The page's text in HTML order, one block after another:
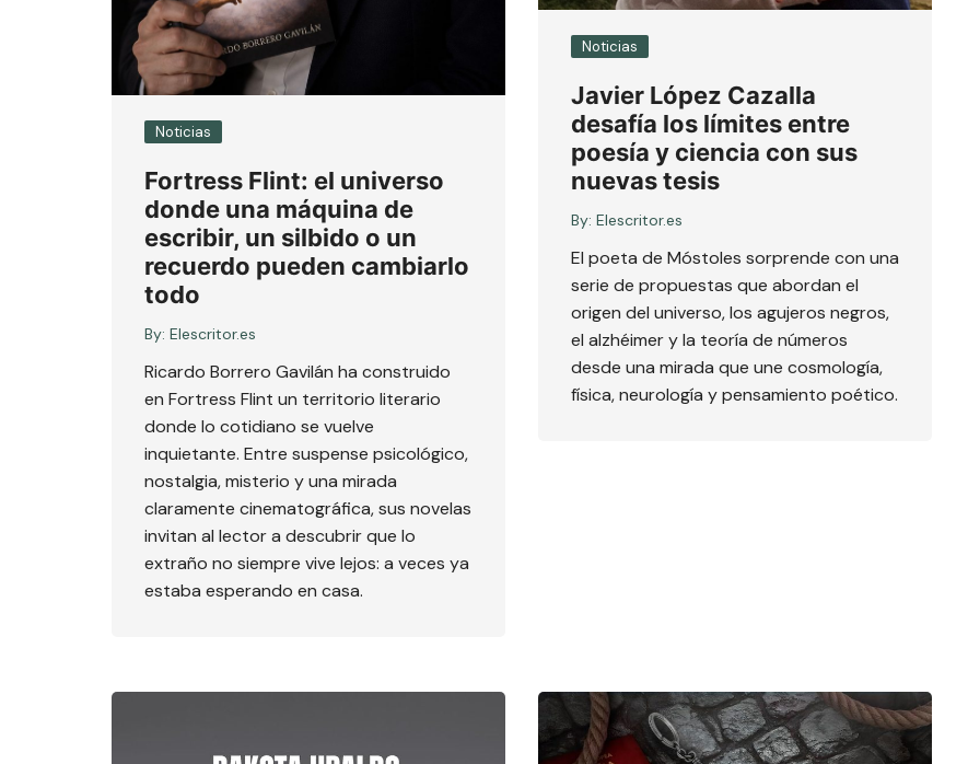
Noticias
Fortress Flint: el universo
donde una máquina de
escribir, un silbido o un
recuerdo pueden cambiarlo
todo
By: Elescritor.es
Ricardo Borrero Gavilán ha construido
en Fortress Flint un territorio literario
donde lo cotidiano se vuelve
inquietante. Entre suspense psicológico,
nostalgia, misterio y una mirada
claramente cinematográfica, sus novelas
invitan al lector a descubrir que lo
extraño no siempre vive lejos: a veces ya
estaba esperando en casa.
Noticias
Javier López Cazalla
desafía los límites entre
poesía y ciencia con sus
nuevas tesis
By: Elescritor.es
El poeta de Móstoles sorprende con una
serie de propuestas que abordan el
origen del universo, los agujeros negros,
el alzhéimer y la teoría de números
desde una mirada que une cosmología,
física, neurología y pensamiento poético.